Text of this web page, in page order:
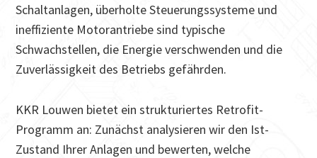
Schaltanlagen, überholte Steuerungssysteme und
ineffiziente Motorantriebe sind typische
Schwachstellen, die Energie verschwenden und die
Zuverlässigkeit des Betriebs gefährden.
KKR Louwen bietet ein strukturiertes Retrofit-
Programm an: Zunächst analysieren wir den Ist-
Zustand Ihrer Anlagen und bewerten, welche